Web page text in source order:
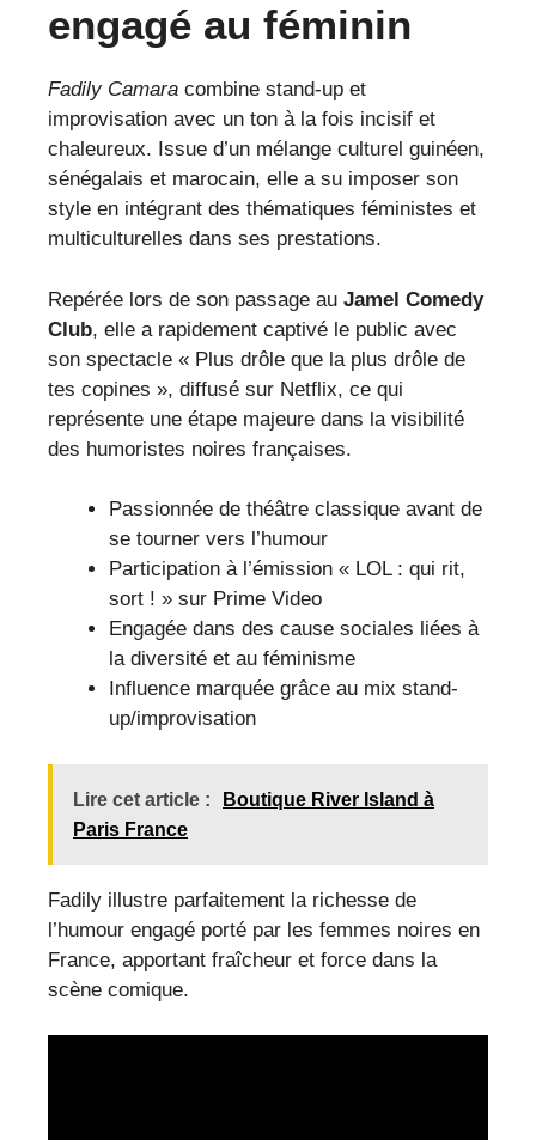
engagé au féminin
Fadily Camara combine stand-up et
improvisation avec un ton à la fois incisif et
chaleureux. Issue d’un mélange culturel guinéen,
sénégalais et marocain, elle a su imposer son
style en intégrant des thématiques féministes et
multiculturelles dans ses prestations.
Repérée lors de son passage au Jamel Comedy
Club, elle a rapidement captivé le public avec
son spectacle « Plus drôle que la plus drôle de
tes copines », diffusé sur Netflix, ce qui
représente une étape majeure dans la visibilité
des humoristes noires françaises.
Passionnée de théâtre classique avant de
se tourner vers l’humour
Participation à l’émission « LOL : qui rit,
sort ! » sur Prime Video
Engagée dans des cause sociales liées à
la diversité et au féminisme
Influence marquée grâce au mix stand-
up/improvisation
Lire cet article :
Boutique River Island à
Paris France
Fadily illustre parfaitement la richesse de
l’humour engagé porté par les femmes noires en
France, apportant fraîcheur et force dans la
scène comique.